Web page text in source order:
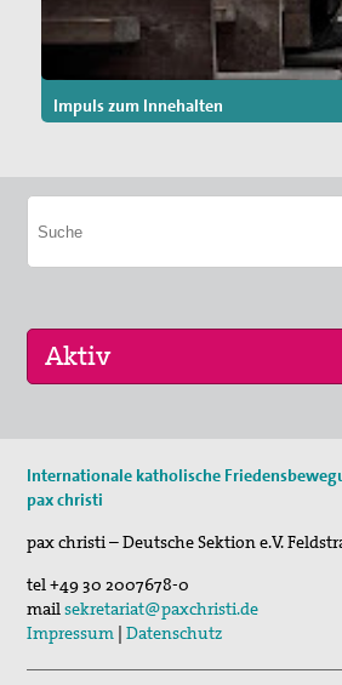
Impuls zum Innehalten
„Menschen der Gewaltfreiheit –
Roter Faden Frieden-
Internationale katholische
pax christi
pax christi – Deutsche Sektion e.V.
tel+49 30 2007678-0
mailsekretariat@paxchristi.de
Impressum |Datenschutz